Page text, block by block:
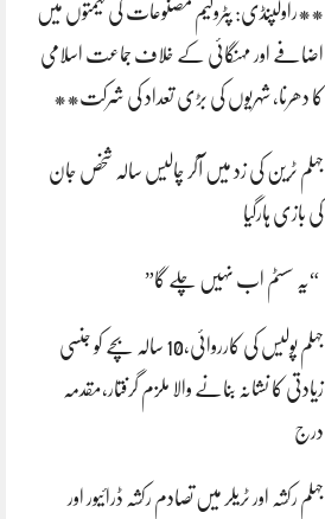
**راولپنڈی: پٹرولیم مصنوعات کی قیمتوں میں
اضافے اور مہنگائی کے خلاف جماعت اسلامی
کا دھرنا، شہریوں کی بڑی تعداد کی شرکت**
جہلم ٹرین کی زد میں آکر چالیس سالہ شخص جان
کی بازی ہارگیا
“یہ سسٹم اب نہیں چلے گا”
جہلم پولیس کی کارروائی،10 سالہ بچے کو جنسی
زیادتی کا نشانہ بنانے والا ملزم گرفتار،مقدمہ
درج
جہلم رکشہ اور ٹریلر میں تصادم رکشہ ڈرائیور اور